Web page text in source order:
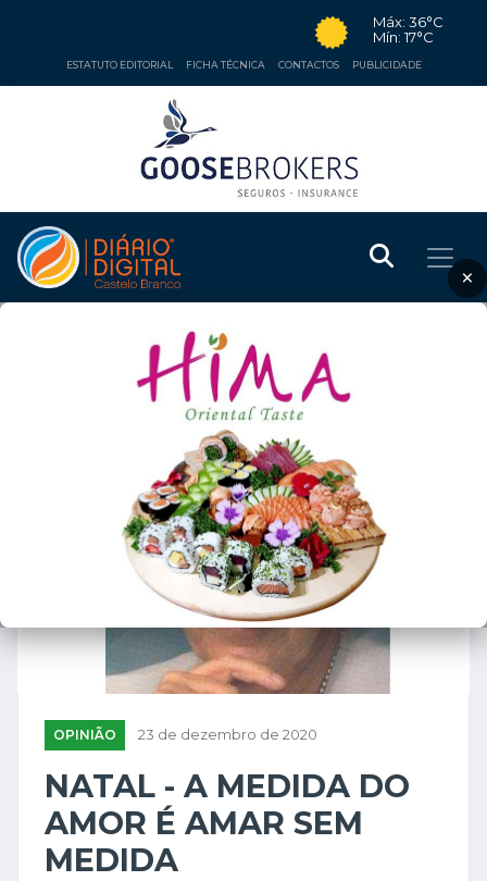
Máx: 36°C
Mín: 17°C
ESTATUTO EDITORIAL FICHA TÉCNICA CONTACTOS PUBLICIDADE
×
OPINIÃO 23 de dezembro de 2020
NATAL - A MEDIDA DO
AMOR É AMAR SEM
MEDIDA